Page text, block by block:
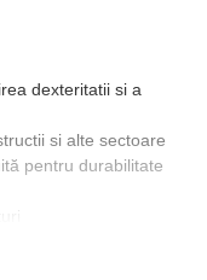
dexteritatii si a
si alte sectoare
pentru durabilitate
o contaminare